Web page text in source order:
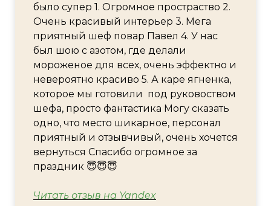
было супер 1. Огромное простраство 2.
Очень красивый интерьер 3. Мега
приятный шеф повар Павел 4. У нас
был шою с азотом, где делали
мороженое для всех, очень эффектно и
невероятно красиво 5. А каре ягненка,
которое мы готовили под руковоством
шефа, просто фантастика Могу сказать
одно, что место шикарное, персонал
приятный и отзывчивый, очень хочется
вернуться Спасибо огромное за
праздник 😇😇😇
Читать отзыв на Yandex